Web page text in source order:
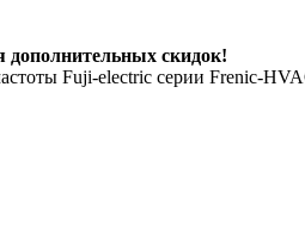
дополнительных скидок!
Fuji-electric серии Frenic-